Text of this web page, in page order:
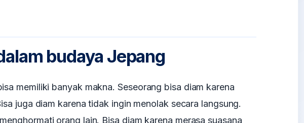
budaya Jepang
memiliki banyak makna. Seseorang bisa diam karena
juga diam karena tidak ingin menolak secara langsung.
orang lain. Bisa diam karena merasa suasana